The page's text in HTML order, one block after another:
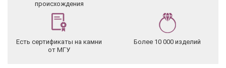
происхождения
Есть сертификаты на камни
от МГУ
Более 10 000 изделий